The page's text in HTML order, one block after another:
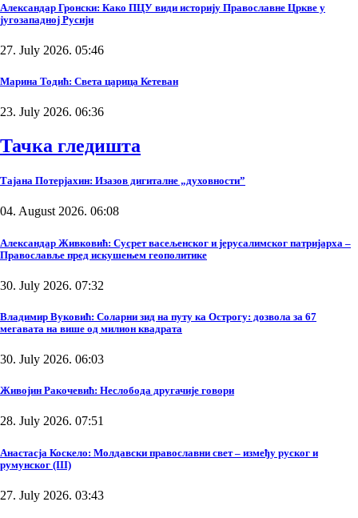
Александар Гронски: Како ПЦУ види историју Православне Цркве у
југозападној Русији
27. July 2026. 05:46
Марина Тодић: Света царица Кетеван
23. July 2026. 06:36
Тачка гледишта
Тајана Потерјахин: Изазов дигиталне „духовности”
04. August 2026. 06:08
Александар Живковић: Сусрет васељенског и јерусалимског патријарха –
Православље пред искушењем геополитике
30. July 2026. 07:32
Владимир Вуковић: Соларни зид на путу ка Острогу: дозвола за 67
мегавата на више од милион квадрата
30. July 2026. 06:03
Живојин Ракочевић: Неслобода другачије говори
28. July 2026. 07:51
Анастасја Коскело: Молдавски православни свет – између руског и
румунског (III)
27. July 2026. 03:43